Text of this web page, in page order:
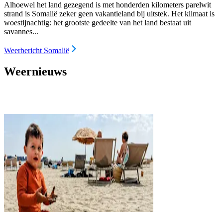
Alhoewel het land gezegend is met honderden kilometers parelwit
strand is Somalië zeker geen vakantieland bij uitstek. Het klimaat is
woestijnachtig: het grootste gedeelte van het land bestaat uit
savannes...
Weerbericht Somalië
Weernieuws